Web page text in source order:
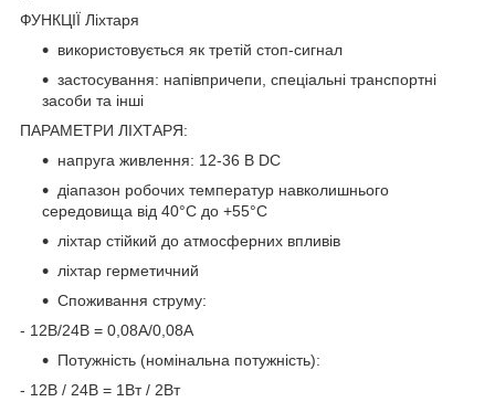
ФУНКЦІЇ Ліхтаря
використовується як третій стоп-сигнал
застосування: напівпричепи, спеціальні транспортні
засоби та інші
ПАРАМЕТРИ ЛІХТАРЯ:
напруга живлення: 12-36 В DC
діапазон робочих температур навколишнього
середовища від 40°C до +55°C
ліхтар стійкий до атмосферних впливів
ліхтар герметичний
Споживання струму:
- 12В/24В = 0,08А/0,08A
Потужність (номінальна потужність):
- 12В / 24В = 1Вт / 2Вт